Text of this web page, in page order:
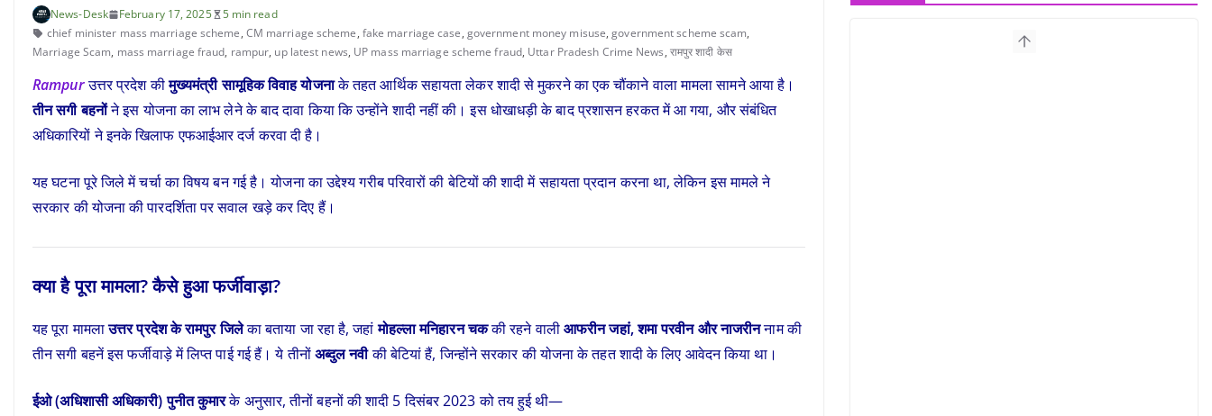
News-Desk February 17, 2025
5 min read
chief minister mass marriage scheme, CM marriage scheme, fake marriage case, government money misuse,government scheme scam,
Marriage Scam, mass marriage fraud, rampur, up latest news, UP mass marriage scheme fraud, Uttar Pradesh Crime News, रामपुर शादी केस
Rampurउत्तर प्रदेश कीमुख्यमंत्री सामूहिक विवाह योजनाके तहत आर्थिक सहायता लेकर शादी से मुकरने का एक चौंकाने वाला मामला सामने आया है।
तीन सगी बहनोंने इस योजना का लाभ लेने के बाद दावा किया कि उन्होंने शादी नहीं की। इस धोखाधड़ी के बाद प्रशासन हरकत में आ गया, और संबंधित
अधिकारियों ने इनके खिलाफ एफआईआर दर्ज करवा दी है।
यह घटना पूरे जिले में चर्चा का विषय बन गई है। योजना का उद्देश्य गरीब परिवारों की बेटियों की शादी में सहायता प्रदान करना था, लेकिन इस मामले ने
सरकार की योजना की पारदर्शिता पर सवाल खड़े कर दिए हैं।
क्या है पूरा मामला? कैसे हुआ फर्जीवाड़ा?
यह पूरा मामलाउत्तर प्रदेश के रामपुर जिलेका बताया जा रहा है, जहांमोहल्ला मनिहारन चककी रहने वालीआफरीन जहां, शमा परवीन और नाजरीननाम की
तीन सगी बहनें इस फर्जीवाड़े में लिप्त पाई गई हैं। ये तीनोंअब्दुल नवीकी बेटियां हैं, जिन्होंने सरकार की योजना के तहत शादी के लिए आवेदन किया था।
ईओ (अधिशासी अधिकारी) पुनीत कुमारके अनुसार, तीनों बहनों की शादी 5 दिसंबर 2023 को तय हुई थी—